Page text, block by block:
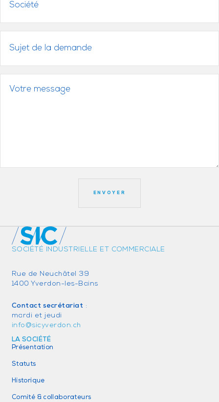
SOCIÉTÉ INDUSTRIELLE ET COMMERCIALE
Rue de Neuchâtel 39
1400 Yverdon-les-Bains
Contact secrétariat :
mardi et jeudi
info@sicyverdon.ch
LA SOCIÉTÉ
Présentation
Statuts
Historique
Comité & collaborateurs